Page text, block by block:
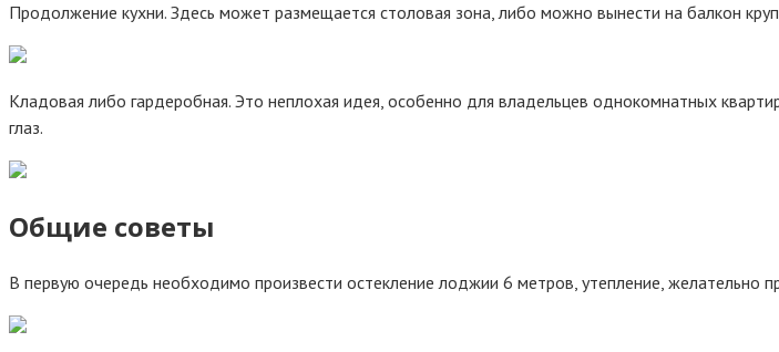
Продолжение кухни. Здесь может размещается столовая зона, либо можно вынести на балкон
Кладовая либо гардеробная. Это неплохая идея, особенно для владельцев однокомнатных
глаз.
Общие советы
В первую очередь необходимо произвести остекление лоджии 6 метров, утепление, желательно